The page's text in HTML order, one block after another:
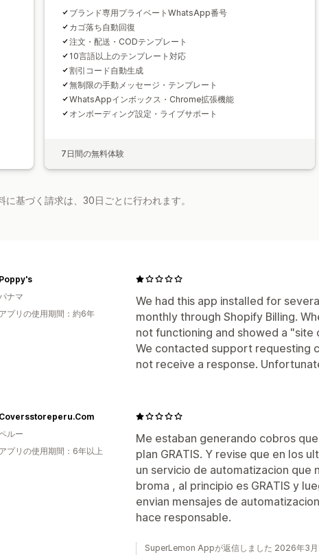
ブランド専用プライベートWhatsApp番号
カゴ落ち自動回復
注文・配送・CODテンプレート
10言語以上のテンプレート対応
割引コード自動生成
無制限の手動メッセージ・テンプレート
WhatsAppインボックス・Chrome拡張機能
オンボーディング設定・ライブサポート
7日間の無料体験
基づく請求は、30日ごとに行われます。
We had this app installed for
monthly through Shopify Billing.
not functioning and showed a
We contacted support requesting
not receive a response.
Poppy's
パナマ
アプリの使用期間：約6年
Me estaban generando cobros
plan GRATIS. Y revise que en los
un servicio de automatizacion que
broma , al principio es GRATIS y
envian mensajes de
hace responsable.
Coversstoreperu.Com
ルー
アプリの使用期間：6年以上
SuperLemon Appが返信しました 2026年3月